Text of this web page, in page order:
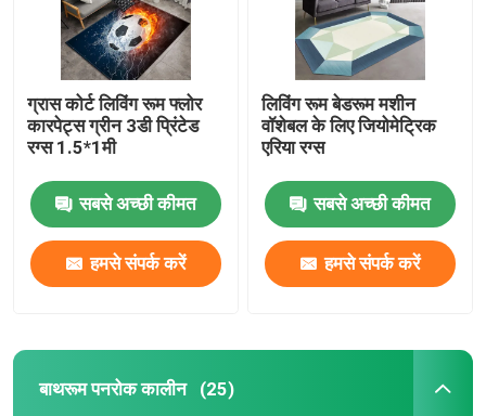
ग्रास कोर्ट लिविंग रूम फ्लोर
कारपेट्स ग्रीन 3डी प्रिंटेड
रग्स 1.5*1मी
सबसे अच्छी कीमत
हमसे संपर्क करें
लिविंग रूम बेडरूम मशीन
वॉशेबल के लिए जियोमेट्रिक
एरिया रग्स
सबसे अच्छी कीमत
हमसे संपर्क करें
बाथरूम पनरोक कालीन (25)